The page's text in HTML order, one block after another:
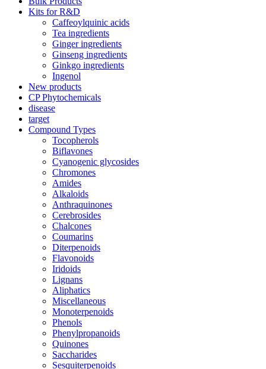
Kits for R&D
Caffeoylquinic acids
Tea ingredients
Ginger ingredients
Ginseng ingredients
Ginkgo ingredients
Ingenol
New products
CP Phytochemicals
disease
target
Compound Types
Tocopherols
Biflavones
Cyanogenic glycosides
Chromones
Amides
Alkaloids
Anthraquinones
Cerebrosides
Chalcones
Coumarins
Diterpenoids
Flavonoids
Iridoids
Lignans
Aliphatics
Miscellaneous
Monoterpenoids
Phenols
Phenylpropanoids
Quinones
Saccharides
Sesquiterpenoids